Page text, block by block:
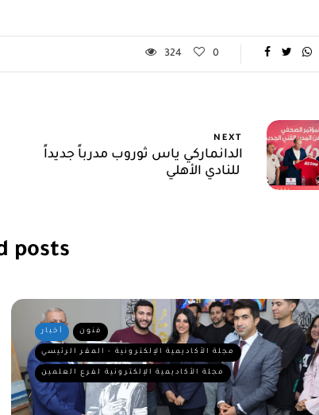
324 0
NEXT
الدانماركي ياس ثوروب مدرباً جديداً
posts
أخبار فنون
مجلة الأكاديمية الإلكترونية - المقر الرئيسي
مجلة الأكاديمية الإلكترونية لفرع العلمين